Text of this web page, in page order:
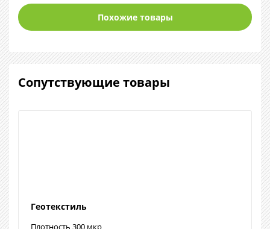
Похожие товары
Сопутствующие товары
Геотекстиль
Плотность 300 мкр